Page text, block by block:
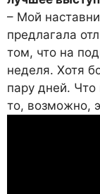
– Мой
предлагала
том, что на
неделя. Хотя
пару дней. Что
то, возможно,